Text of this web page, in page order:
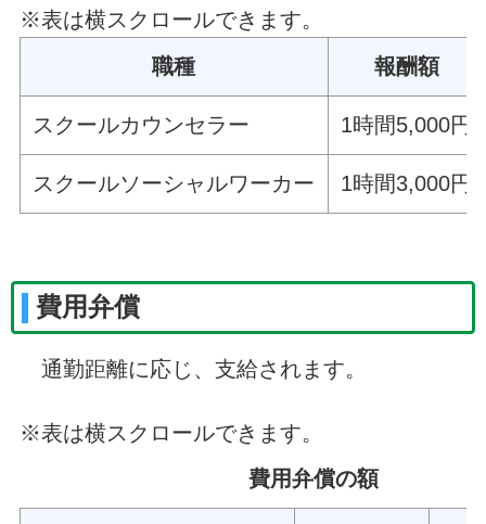
※表は横スクロールできます。
職種
報酬額
スクールカウンセラー 1時間5,000円
スクールソーシャルワーカー 1時間3,000円
費用弁償
通勤距離に応じ、支給されます。
※表は横スクロールできます。
費用弁償の額